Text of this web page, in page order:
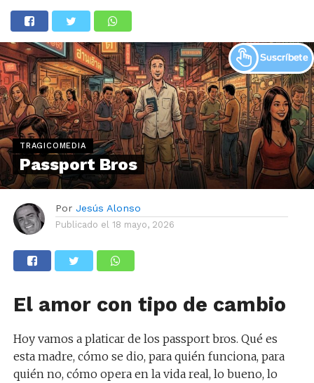
TRAGICOMEDIA
Passport Bros
Por Jesús Alonso
Publicado el 18 mayo, 2026
El amor con tipo de cambio
Hoy vamos a platicar de los passport bros. Qué es
esta madre, cómo se dio, para quién funciona, para
quién no, cómo opera en la vida real, lo bueno, lo